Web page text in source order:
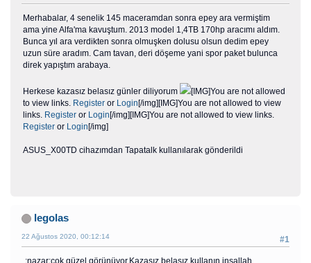
Merhabalar, 4 senelik 145 maceramdan sonra epey ara vermiştim
ama yine Alfa'ma kavuştum. 2013 model 1,4TB 170hp aracımı aldım.
Bunca yıl ara verdikten sonra olmuşken dolusu olsun dedim epey
uzun süre aradım. Cam tavan, deri döşeme yani spor paket bulunca
direk yapıştım arabaya.
Herkese kazasız belasız günler diliyorum
[IMG]You are not allowed
to view links. Register or Login [/img][IMG]You are not allowed to view
links. Register or Login [/img][IMG]You are not allowed to view links.
Register or Login [/img]
ASUS_X00TD cihazımdan Tapatalk kullanılarak gönderildi
legolas
#1
22 Ağustos 2020, 00:12:14
:nazar:çok güzel görünüyor.Kazasız belasız kullanın inşallah